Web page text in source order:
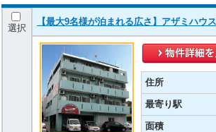
選択
【最大9名様が泊まれる広さ】アザミハウ
住所
最寄り駅
面積